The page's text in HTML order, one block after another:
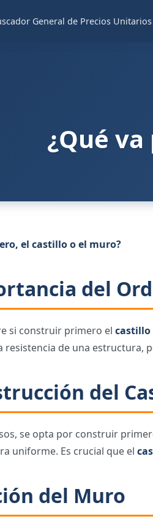
General de Precios Unitarios
¿Qué
el castilloo el muro?
del
si construir primero el castillo
resistencia de una estructura,
del
se opta por construir
uniforme. Es crucial que el
del Muro